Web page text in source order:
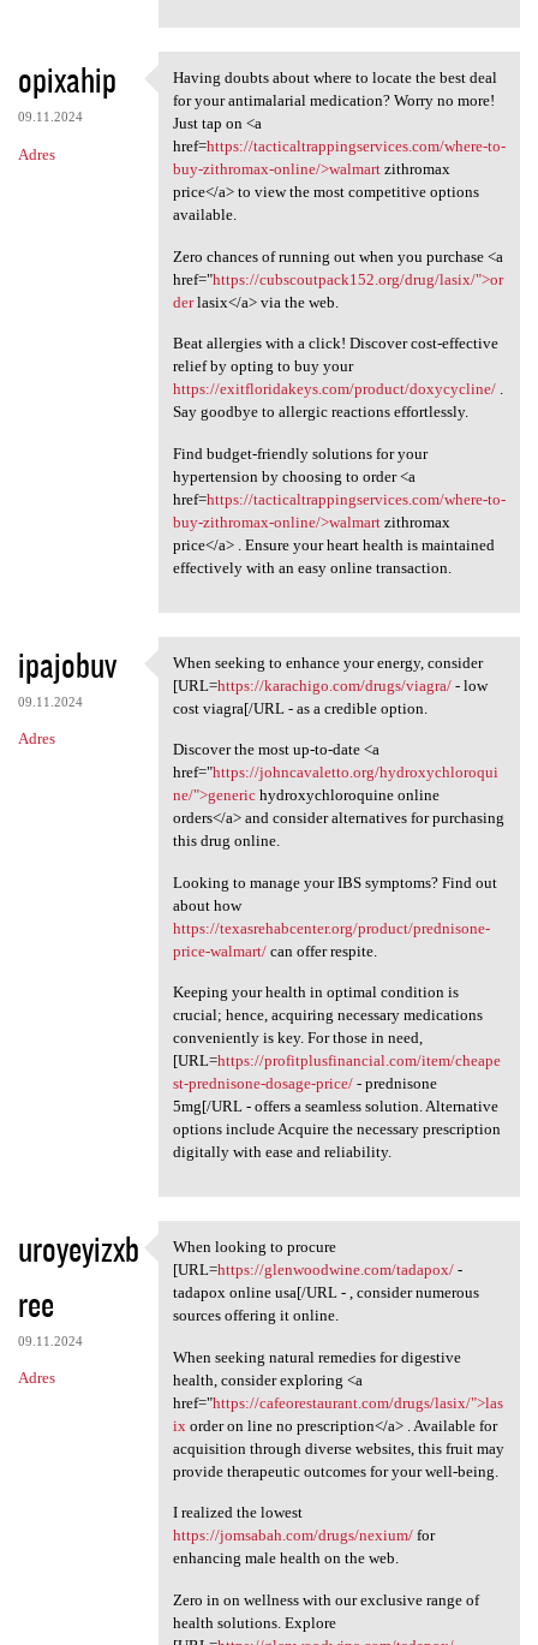
opixahip
09.11.2024
Adres
Having doubts about where to
Having doubts about where to locate the best deal
for your antimalarial medication? Worry no more!
Just tap on <a
href=https://tacticaltrappingservices.com/where-to-
buy-zithromax-online/>walmartzithromax
price</a> to view the most competitive options
available.
Zero chances of running out when you purchase <a
href="https://cubscoutpack152.org/drug/lasix/">or
derlasix</a> via the web.
Beat allergies with a click! Discover cost-effective
relief by opting to buy your
https://exitfloridakeys.com/product/doxycycline/.
Say goodbye to allergic reactions effortlessly.
Find budget-friendly solutions for your
hypertension by choosing to order <a
href=https://tacticaltrappingservices.com/where-to-
buy-zithromax-online/>walmartzithromax
price</a> . Ensure your heart health is maintained
effectively with an easy online transaction.
ipajobuv
09.11.2024
Adres
When seeking to enhance your
When seeking to enhance your energy, consider
[URL=https://karachigo.com/drugs/viagra/- low
cost viagra[/URL - as a credible option.
Discover the most up-to-date <a
href="https://johncavaletto.org/hydroxychloroqui
ne/">generichydroxychloroquine online
orders</a> and consider alternatives for purchasing
this drug online.
Looking to manage your IBS symptoms? Find out
about how
https://texasrehabcenter.org/product/prednisone-
price-walmart/can offer respite.
Keeping your health in optimal condition is
crucial; hence, acquiring necessary medications
conveniently is key. For those in need,
[URL=https://profitplusfinancial.com/item/cheape
st-prednisone-dosage-price/- prednisone
5mg[/URL - offers a seamless solution. Alternative
options include Acquire the necessary prescription
digitally with ease and reliability.
uroyeyizxb
ree
09.11.2024
Adres
When looking to procure [URL
When looking to procure
[URL=https://glenwoodwine.com/tadapox/-
tadapox online usa[/URL - , consider numerous
sources offering it online.
When seeking natural remedies for digestive
health, consider exploring <a
href="https://cafeorestaurant.com/drugs/lasix/">las
ix order on line no prescription</a> . Available for
acquisition through diverse websites, this fruit may
provide therapeutic outcomes for your well-being.
I realized the lowest
https://jomsabah.com/drugs/nexium/for
enhancing male health on the web.
Zero in on wellness with our exclusive range of
health solutions. Explore